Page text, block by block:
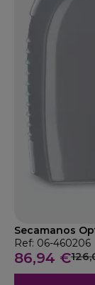
Secamanos
Ref: 06-460206
86,94 €